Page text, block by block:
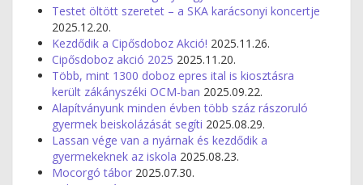
Testet öltött szeretet – a SKA karácsonyi koncertje
2025.12.20.
Kezdődik a Cipősdoboz Akció! 2025.11.26.
Cipősdoboz akció 2025 2025.11.20.
Több, mint 1300 doboz epres ital is kiosztásra
került zákányszéki OCM-ban 2025.09.22.
Alapítványunk minden évben több száz rászoruló
gyermek beiskolázását segíti 2025.08.29.
Lassan vége van a nyárnak és kezdődik a
gyermekeknek az iskola 2025.08.23.
Mocorgó tábor 2025.07.30.